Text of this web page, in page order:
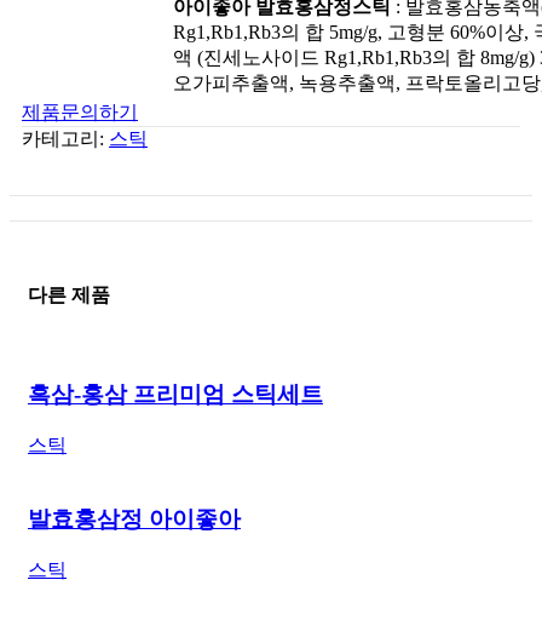
아이좋아 발효홍삼정스틱 : 발효홍삼농축
Rg1,Rb1,Rb3의 합 5mg/g, 고형분 60%이상,
액 (진세노사이드 Rg1,Rb1,Rb3의 합 8mg/
오가피추출액, 녹용추출액, 프락토올리고
제품문의하기
카테고리: 스틱
다른 제품
흑삼-홍삼 프리미엄 스틱세트
스틱
발효홍삼정 아이좋아
스틱